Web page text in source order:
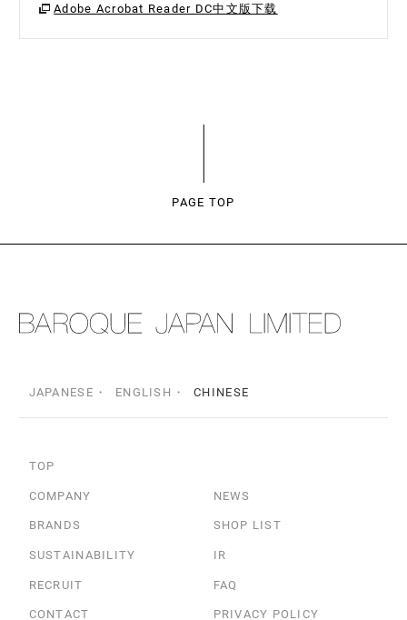
Adobe Acrobat Reader DC中文版下载
PAGE TOP
JAPANESE ENGLISH CHINESE
TOP
COMPANY NEWS
BRANDS SHOP LIST
SUSTAINABILITY IR
RECRUIT FAQ
CONTACT PRIVACY POLICY